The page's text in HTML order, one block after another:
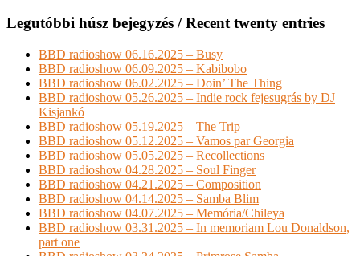
Legutóbbi húsz bejegyzés / Recent twenty entries
BBD radioshow 06.16.2025 – Busy
BBD radioshow 06.09.2025 – Kabibobo
BBD radioshow 06.02.2025 – Doin’ The Thing
BBD radioshow 05.26.2025 – Indie rock fejesugrás by DJ
Kisjankó
BBD radioshow 05.19.2025 – The Trip
BBD radioshow 05.12.2025 – Vamos par Georgia
BBD radioshow 05.05.2025 – Recollections
BBD radioshow 04.28.2025 – Soul Finger
BBD radioshow 04.21.2025 – Composition
BBD radioshow 04.14.2025 – Samba Blim
BBD radioshow 04.07.2025 – Memória/Chileya
BBD radioshow 03.31.2025 – In memoriam Lou Donaldson,
part one